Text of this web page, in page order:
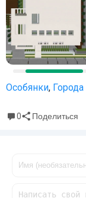
Особянки, Города
0 Поделиться